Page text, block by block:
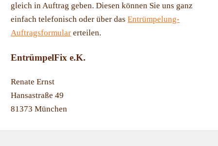
gleich in Auftrag geben. Diesen können Sie uns ganz
einfach telefonisch oder über dasEntrümpelung-
Auftragsformular erteilen.
EntrümpelFix e.K.
Renate Ernst
Hansastraße 49
81373 München